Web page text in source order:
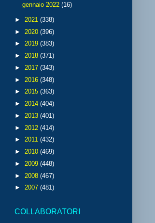
gennaio 2022 (16)
► 2021 (338)
► 2020 (396)
► 2019 (383)
► 2018 (371)
► 2017 (343)
► 2016 (348)
► 2015 (363)
► 2014 (404)
► 2013 (401)
► 2012 (414)
► 2011 (432)
► 2010 (469)
► 2009 (448)
► 2008 (467)
► 2007 (481)
COLLABORATORI